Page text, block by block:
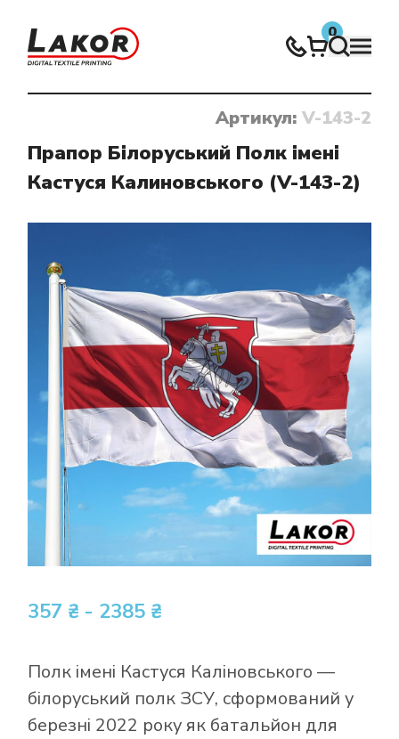
0
Нічого не знайдено
Артикул: V-143-2
Прапор Білоруський Полк імені
Кастуся Калиновського (V-143-2)
357 ₴ - 2385 ₴
Полк імені Кастуся Каліновського —
білоруський полк ЗСУ, сформований у
березні 2022 року як батальйон для